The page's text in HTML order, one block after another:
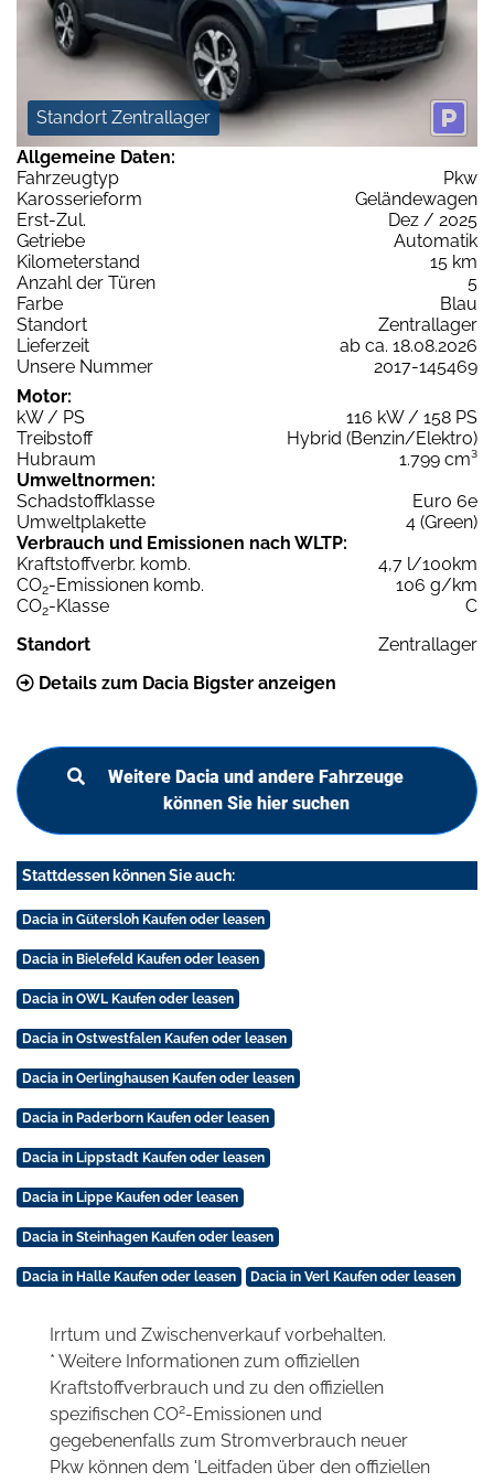
Standort Zentrallager
Allgemeine Daten:
Fahrzeugtyp
Pkw
Karosserieform
Geländewagen
Erst-Zul.
Dez / 2025
Getriebe
Automatik
Kilometerstand
15 km
Anzahl der Türen
5
Farbe
Blau
Standort
Zentrallager
Lieferzeit
ab ca. 18.08.2026
Unsere Nummer
2017-145469
Motor:
kW / PS
116 kW / 158 PS
Treibstoff
Hybrid (Benzin/Elektro)
Hubraum
1.799 cm³
Umweltnormen:
Schadstoffklasse
Euro 6e
Umweltplakette
4 (Green)
Verbrauch und Emissionen nach WLTP:
Kraftstoffverbr. komb.
4,7 l/100km
CO2-Emissionen komb.
106 g/km
CO2-Klasse
C
Standort
Zentrallager
Details zum Dacia Bigster anzeigen
Weitere Dacia und andere Fahrzeuge
können Sie hier suchen
Stattdessen können Sie auch:
Dacia in Gütersloh Kaufen oder leasen
Dacia in Bielefeld Kaufen oder leasen
Dacia in OWL Kaufen oder leasen
Dacia in Ostwestfalen Kaufen oder leasen
Dacia in Oerlinghausen Kaufen oder leasen
Dacia in Paderborn Kaufen oder leasen
Dacia in Lippstadt Kaufen oder leasen
Dacia in Lippe Kaufen oder leasen
Dacia in Steinhagen Kaufen oder leasen
Dacia in Halle Kaufen oder leasen Dacia in Verl Kaufen oder leasen
Irrtum und Zwischenverkauf vorbehalten.
* Weitere Informationen zum offiziellen
Kraftstoffverbrauch und zu den offiziellen
spezifischen CO2-Emissionen und
gegebenenfalls zum Stromverbrauch neuer
Pkw können dem 'Leitfaden über den offiziellen